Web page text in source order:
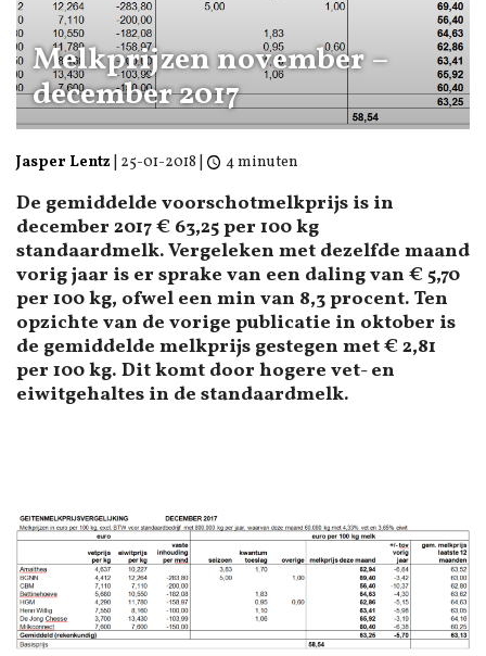
Melkprijzen november –
december 2017
Jasper Lentz 25-01-2018 4 minuten
De gemiddelde voorschotmelkprijs is in
december 2017 € 63,25 per 100 kg
standaardmelk. Vergeleken met dezelfde maand
vorig jaar is er sprake van een daling van € 5,70
per 100 kg, ofwel een min van 8,3 procent. Ten
opzichte van de vorige publicatie in oktober is
de gemiddelde melkprijs gestegen met € 2,81
per 100 kg. Dit komt door hogere vet- en
eiwitgehaltes in de standaardmelk.